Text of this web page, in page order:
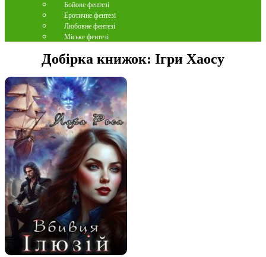
Бойове фентезі
Еротичне фентезі
Любовне фентезі
Міське фентезі
Добірка книжок: Ігри Хаосу